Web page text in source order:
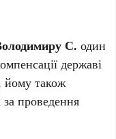
С. один
державі
йому також
за проведення